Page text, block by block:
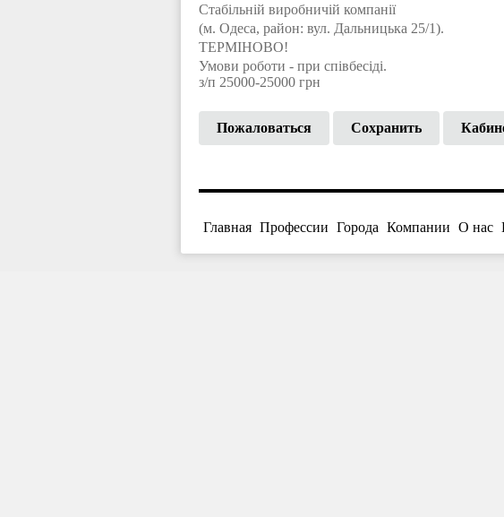
Стабільній виробничій компанії
(м. Одеса, район: вул. Дальницька 25/1).
ТЕРМІНОВО!
Умови роботи - при співбесіді.
з/п 25000-25000 грн
Пожаловаться Сохранить
Главная Профессии Города Компании О нас